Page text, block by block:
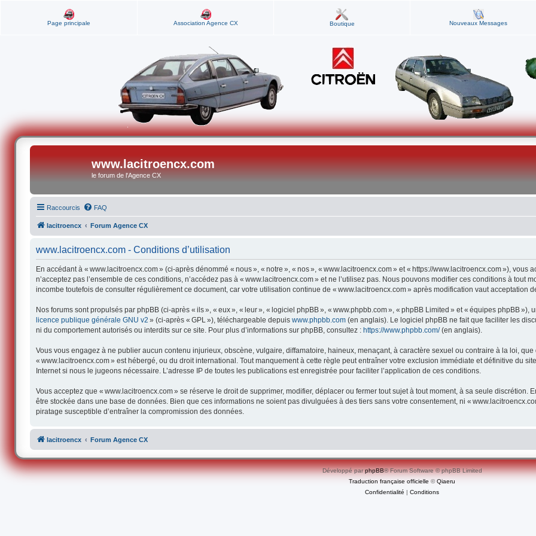
Page principale Association Agence CX Boutique Nouveaux Messages
www.lacitroencx.com
le forum de l'Agence CX
Raccourcis FAQ
lacitroencx Forum Agence CX
www.lacitroencx.com - Conditions d’utilisation
En accédant à « www.lacitroencx.com » (ci-après dénommé « nous », « notre », « nos », « www.lacitroencx.com » et « https://www.lacitroencx.com »),
n’acceptez pas l’ensemble de ces conditions, n’accédez pas à « www.lacitroencx.com » et ne l’utilisez pas. Nous pouvons modifier ces conditions à tout
incombe toutefois de consulter régulièrement ce document, car votre utilisation continue de « www.lacitroencx.com » après modification vaut acceptation
Nos forums sont propulsés par phpBB (ci-après « ils », « eux », « leur », « logiciel phpBB », « www.phpbb.com », « phpBB Limited » et « équipes phpBB
licence publique générale GNU v2 » (ci-après « GPL »), téléchargeable depuiswww.phpbb.com (en anglais). Le logiciel phpBB ne fait que faciliter les
ni du comportement autorisés ou interdits sur ce site. Pour plus d’informations sur phpBB, consultez : https://www.phpbb.com/(en anglais).
Vous vous engagez à ne publier aucun contenu injurieux, obscène, vulgaire, diffamatoire, haineux, menaçant, à caractère sexuel ou contraire à la loi,
« www.lacitroencx.com » est hébergé, ou du droit international. Tout manquement à cette règle peut entraîner votre exclusion immédiate et définitive du
Internet si nous le jugeons nécessaire. L’adresse IP de toutes les publications est enregistrée pour faciliter l’application de ces conditions.
Vous acceptez que « www.lacitroencx.com » se réserve le droit de supprimer, modifier, déplacer ou fermer tout sujet à tout moment, à sa seule discrétion.
être stockée dans une base de données. Bien que ces informations ne soient pas divulguées à des tiers sans votre consentement, ni «
piratage susceptible d’entraîner la compromission des données.
lacitroencx Forum Agence CX
Développé parphpBB® Forum Software © phpBB Limited
Traduction française officielle ©Qiaeru
Confidentialité | Conditions